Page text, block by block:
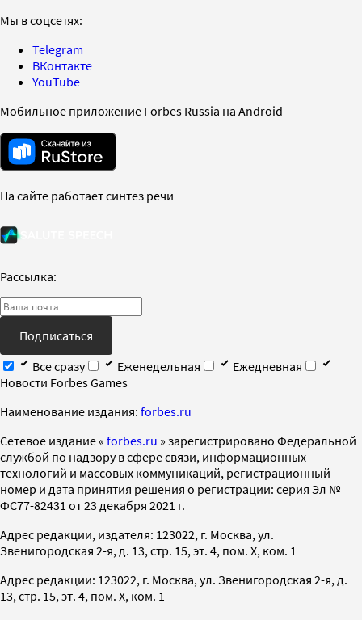
Мы в соцсетях:
Telegram
ВКонтакте
YouTube
Мобильное приложение Forbes Russia на Android
На сайте работает синтез речи
Рассылка:
Подписаться
Все сразу
Еженедельная
Ежедневная
Новости Forbes Games
Наименование издания: forbes.ru
Cетевое издание « forbes.ru » зарегистрировано Федеральной
службой по надзору в сфере связи, информационных
технологий и массовых коммуникаций, регистрационный
номер и дата принятия решения о регистрации: серия Эл №
ФС77-82431 от 23 декабря 2021 г.
Адрес редакции, издателя: 123022, г. Москва, ул.
Звенигородская 2-я, д. 13, стр. 15, эт. 4, пом. X, ком. 1
Адрес редакции: 123022, г. Москва, ул. Звенигородская 2-я, д.
13, стр. 15, эт. 4, пом. X, ком. 1